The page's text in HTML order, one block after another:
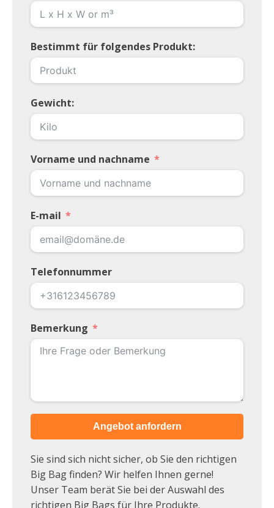
Bestimmt für folgendes Produkt:
Gewicht:
Vorname und nachname
E-mail
Telefonnummer
Bemerkung
Angebot anfordern
Sie sind sich nicht sicher, ob Sie den richtigen
Big Bag finden? Wir helfen Ihnen gerne!
Unser Team berät Sie bei der Auswahl des
richtigen Big Bags für Ihre Produkte.